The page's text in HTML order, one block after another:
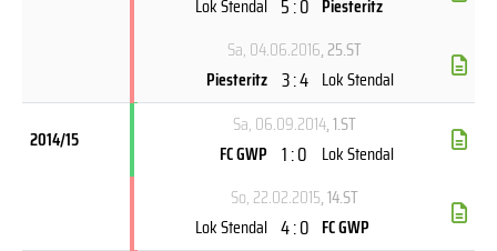
Lok Stendal 5 : 0 Piesteritz
Sa, 04.06.2016, 25.ST
Piesteritz 3 : 4 Lok Stendal
2014/15
Sa, 06.09.2014, 1.ST
FC GWP 1 : 0 Lok Stendal
So, 22.02.2015, 14.ST
Lok Stendal 4 : 0 FC GWP